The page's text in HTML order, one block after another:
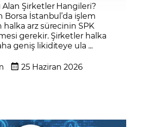
Alan Şirketler Hangileri?
Borsa İstanbul’da işlem
arz sürecinin SPK
gerekir. Şirketler halka
geniş likiditeye ula ...
25 Haziran 2026